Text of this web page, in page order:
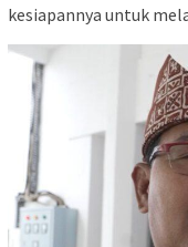
kesiapannya untuk